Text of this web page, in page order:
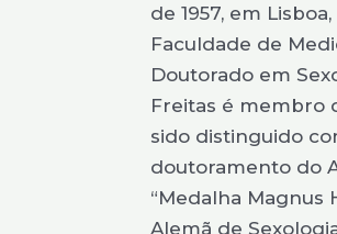
de 1957, em
Faculdade de
Doutorado em
Freitas é membro
sido distinguido
doutoramento do
“Medalha Magnus
Alemã de